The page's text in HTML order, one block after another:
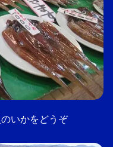
いかをどうぞ